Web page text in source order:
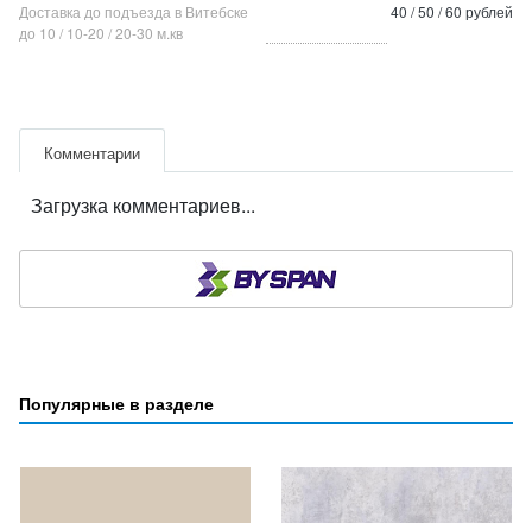
Доставка до подъезда в Витебске
до 10 / 10-20 / 20-30 м.кв
40 / 50 / 60 рублей
Комментарии
Загрузка комментариев...
Популярные в разделе